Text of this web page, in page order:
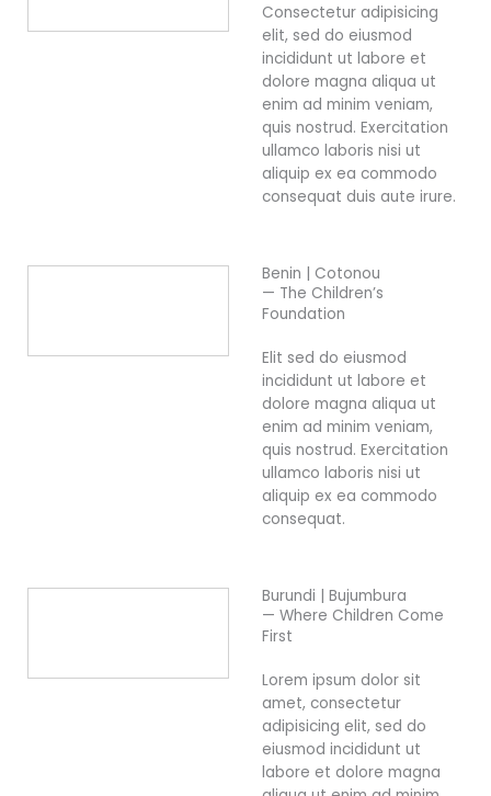
Consectetur adipisicing
elit, sed do eiusmod
incididunt ut labore et
dolore magna aliqua ut
enim ad minim veniam,
quis nostrud. Exercitation
ullamco laboris nisi ut
aliquip ex ea commodo
consequat duis aute irure.
Benin | Cotonou
— The Children’s
Foundation
Elit sed do eiusmod
incididunt ut labore et
dolore magna aliqua ut
enim ad minim veniam,
quis nostrud. Exercitation
ullamco laboris nisi ut
aliquip ex ea commodo
consequat.
Burundi | Bujumbura
— Where Children Come
First
Lorem ipsum dolor sit
amet, consectetur
adipisicing elit, sed do
eiusmod incididunt ut
labore et dolore magna